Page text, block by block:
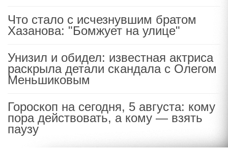
Что стало с исчезнувшим братом
Хазанова: "Бомжует на улице"
Унизил и обидел: известная актриса
раскрыла детали скандала с Олегом
Меньшиковым
Гороскоп на сегодня, 5 августа: кому
пора действовать, а кому — взять
паузу